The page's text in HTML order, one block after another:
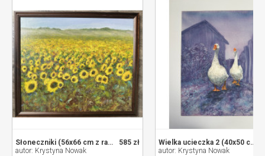
585 zł
Słoneczniki (56x66 cm z ramą)
autor: Krystyna Nowak
Wielka ucieczka 2 (40x50 cm)
autor: Krystyna Nowak